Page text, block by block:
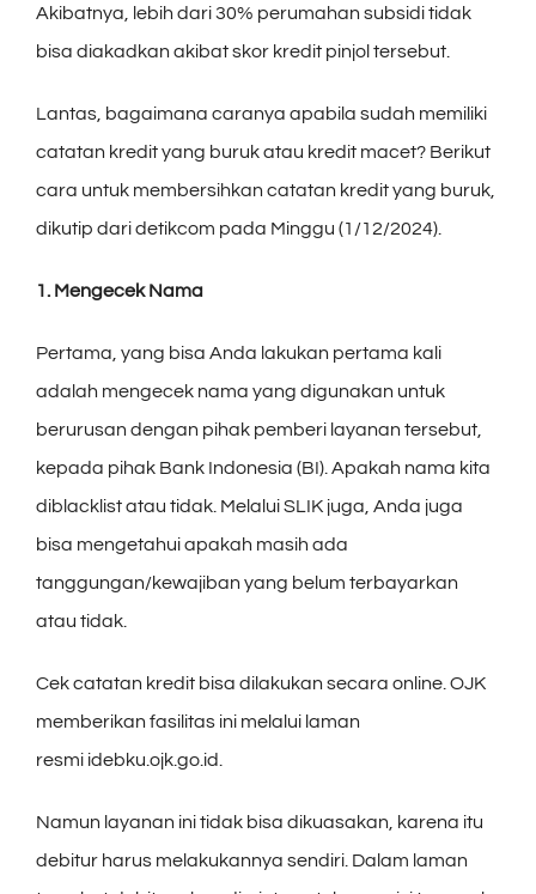
Akibatnya, lebih dari 30% perumahan subsidi tidak
bisa diakadkan akibat skor kredit pinjol tersebut.
Lantas, bagaimana caranya apabila sudah memiliki
catatan kredit yang buruk atau kredit macet? Berikut
cara untuk membersihkan catatan kredit yang buruk,
dikutip dari detikcom pada Minggu (1/12/2024).
1. Mengecek Nama
Pertama, yang bisa Anda lakukan pertama kali
adalah mengecek nama yang digunakan untuk
berurusan dengan pihak pemberi layanan tersebut,
kepada pihak Bank Indonesia (BI). Apakah nama kita
diblacklist atau tidak. Melalui SLIK juga, Anda juga
bisa mengetahui apakah masih ada
tanggungan/kewajiban yang belum terbayarkan
atau tidak.
Cek catatan kredit bisa dilakukan secara online. OJK
memberikan fasilitas ini melalui laman
resmi idebku.ojk.go.id.
Namun layanan ini tidak bisa dikuasakan, karena itu
debitur harus melakukannya sendiri. Dalam laman